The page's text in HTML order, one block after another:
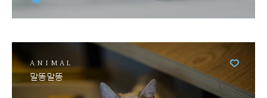
ANIMAL
말똥말똥